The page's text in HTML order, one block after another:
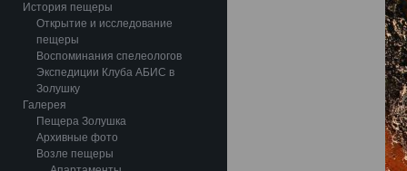
История пещеры
Открытие и исследование
пещеры
Воспоминания спелеологов
Экспедиции Клуба АБИС в
Золушку
Галерея
Пещера Золушка
Архивные фото
Возле пещеры